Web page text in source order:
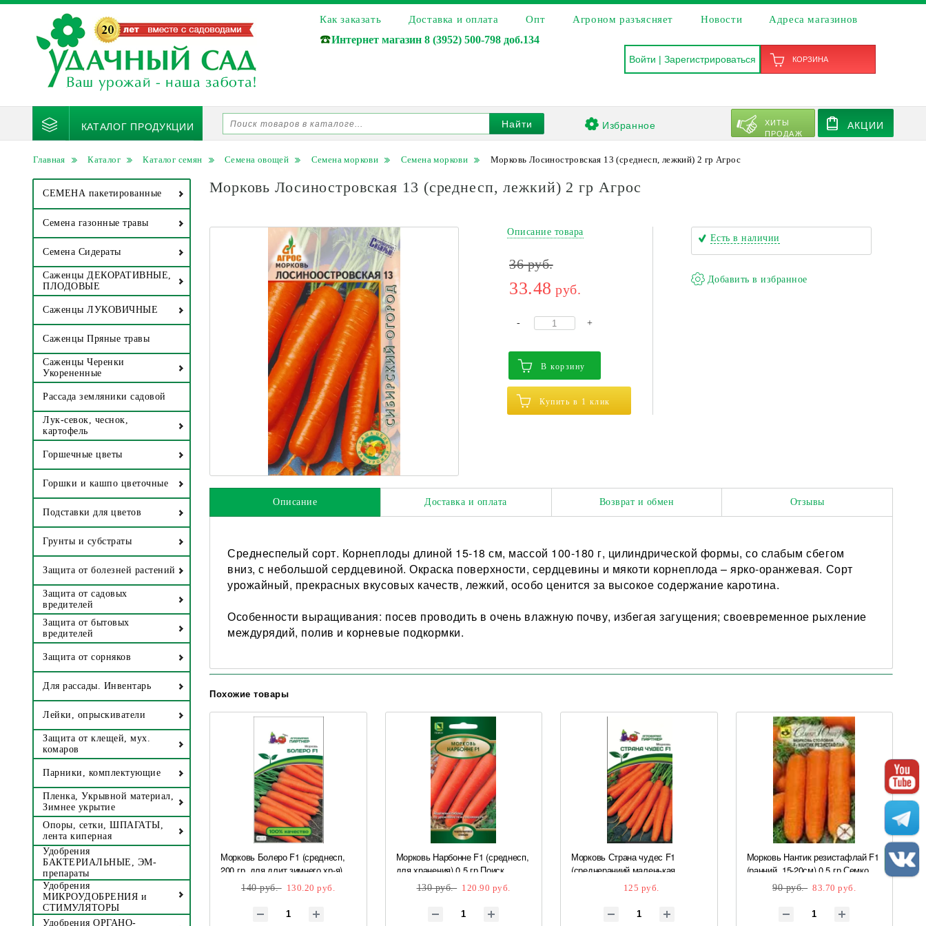
Как заказать Доставка и оплата Опт Агроном разъясняет Новости Адреса магазинов
☎️Интернет магазин 8 (3952) 500-798 доб.134
Войти | Зарегистрироваться КОРЗИНА
КАТАЛОГ ПРОДУКЦИИ Найти Избранное
ХИТЫ
ПРОДАЖ
АКЦИИ
Главная Каталог Каталог семян Семена овощей Семена моркови Семена моркови Морковь Лосиностровская 13 (среднесп, лежкий) 2 гр Агрос
СЕМЕНА пакетированные
Семена газонные травы
Семена Сидераты
Саженцы ДЕКОРАТИВНЫЕ,
ПЛОДОВЫЕ
Саженцы ЛУКОВИЧНЫЕ
Саженцы Пряные травы
Саженцы Черенки
Укорененные
Рассада земляники садовой
Лук-севок, чеснок,
картофель
Горшечные цветы
Горшки и кашпо цветочные
Подставки для цветов
Грунты и субстраты
Защита от болезней растений
Защита от садовых
вредителей
Защита от бытовых
вредителей
Защита от сорняков
Для рассады. Инвентарь
Лейки, опрыскиватели
Защита от клещей, мух.
комаров
Парники, комплектующие
Пленка, Укрывной материал,
Зимнее укрытие
Опоры, сетки, ШПАГАТЫ,
лента киперная
Удобрения
БАКТЕРИАЛЬНЫЕ, ЭМ-
препараты
Удобрения
МИКРОУДОБРЕНИЯ и
СТИМУЛЯТОРЫ
Удобрения ОРГАНО-
Морковь Лосиностровская 13 (среднесп, лежкий) 2 гр Агрос
Описание товара
36руб.
33.48 руб.
- +
В корзину
Купить в 1 клик
Есть в наличии
Описание Доставка и оплата Возврат и обмен Отзывы
Среднеспелый сорт. Корнеплоды длиной 15-18 см, массой 100-180 г, цилиндрической формы, со слабым сбегом
вниз, с небольшой сердцевиной. Окраска поверхности, сердцевины и мякоти корнеплода – ярко-оранжевая. Сорт
урожайный, прекрасных вкусовых качеств, лежкий, особо ценится за высокое содержание каротина.
Особенности выращивания: посев проводить в очень влажную почву, избегая загущения; своевременное рыхление
междурядий, полив и корневые подкормки.
Похожие товары
Морковь Болеро F1 (среднесп,
200 гр, для длит зимнего хр-я)
0,5 гр Партнер
140 руб. 130.20 руб.
Морковь Нарбонне F1 (среднесп,
для хранения) 0,5 гр Поиск
130 руб. 120.90 руб.
Морковь Страна чудес F1
(среднераниий,маленькая
сердцевина) 0,5г Партнер
125 руб.
Морковь Нантик резистафлай F1
(ранний, 15-20см) 0,5 гр Семко
90 руб. 83.70 руб.